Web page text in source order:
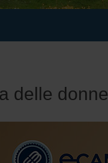
delle donne